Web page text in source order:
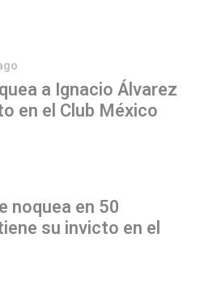
a Ignacio Álvarez
en el Club México
noquea en 50
su invicto en el